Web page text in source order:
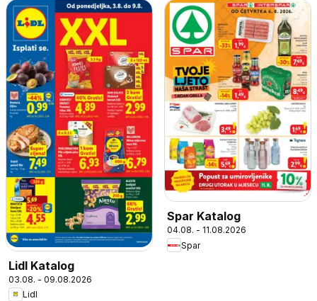
Lidl Katalog
03.08. - 09.08.2026
Lidl
Spar Katalog
04.08. - 11.08.2026
Spar